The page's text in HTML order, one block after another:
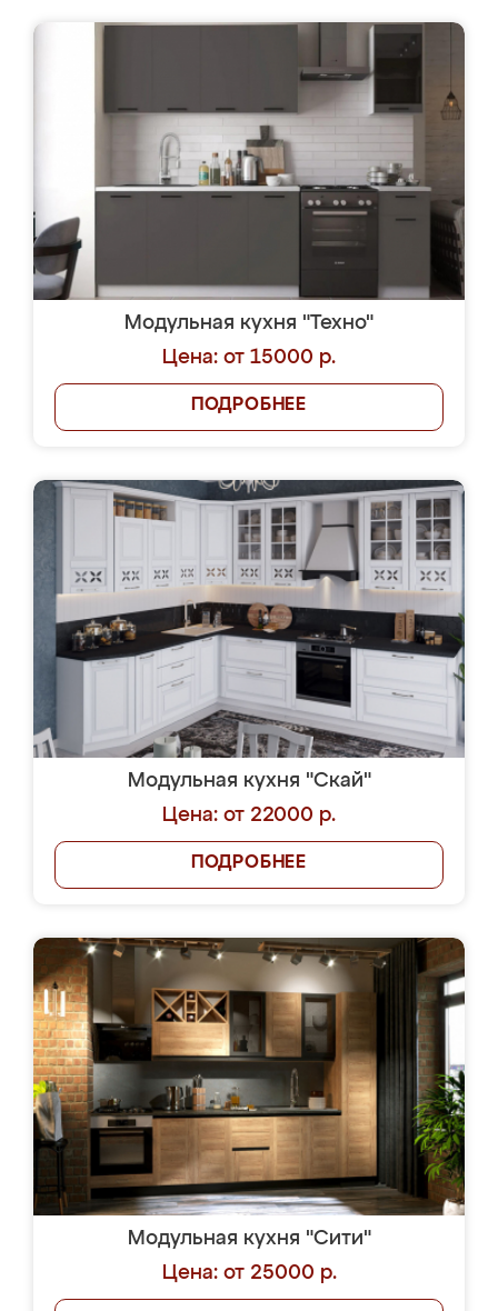
Модульная кухня "Техно"
Цена: от 15000 р.
ПОДРОБНЕЕ
Модульная кухня "Скай"
Цена: от 22000 р.
ПОДРОБНЕЕ
Модульная кухня "Сити"
Цена: от 25000 р.